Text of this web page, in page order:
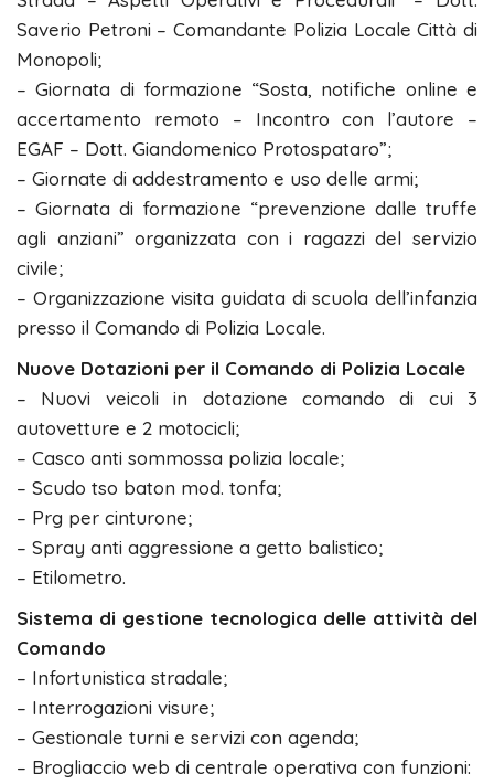
Saverio Petroni – Comandante Polizia Locale Città di
Monopoli;
– Giornata di formazione “Sosta, notifiche online e
accertamento remoto – Incontro con l’autore –
EGAF – Dott. Giandomenico Protospataro”;
– Giornate di addestramento e uso delle armi;
– Giornata di formazione “prevenzione dalle truffe
agli anziani” organizzata con i ragazzi del servizio
civile;
– Organizzazione visita guidata di scuola dell’infanzia
presso il Comando di Polizia Locale.
Nuove Dotazioni per il Comando di Polizia Locale
– Nuovi veicoli in dotazione comando di cui 3
autovetture e 2 motocicli;
– Casco anti sommossa polizia locale;
– Scudo tso baton mod. tonfa;
– Prg per cinturone;
– Spray anti aggressione a getto balistico;
– Etilometro.
Sistema di gestione tecnologica delle attività del
Comando
– Infortunistica stradale;
– Interrogazioni visure;
– Gestionale turni e servizi con agenda;
– Brogliaccio web di centrale operativa con funzioni: